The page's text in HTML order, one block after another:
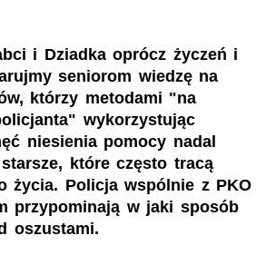
i Dziadka oprócz życzeń i
seniorom wiedzę na
którzy metodami "na
wykorzystując
niesienia pomocy nadal
które często tracą
życia. Policja wspólnie z PKO
przypominają w jaki sposób
oszustami.